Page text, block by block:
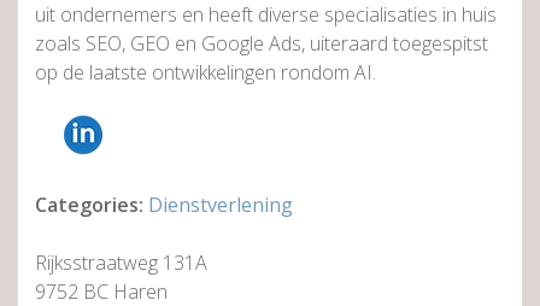
uit ondernemers en heeft diverse specialisaties in huis
zoals SEO, GEO en Google Ads, uiteraard toegespitst
op de laatste ontwikkelingen rondom AI.
Categories: Dienstverlening
Rijksstraatweg 131A
9752 BC Haren